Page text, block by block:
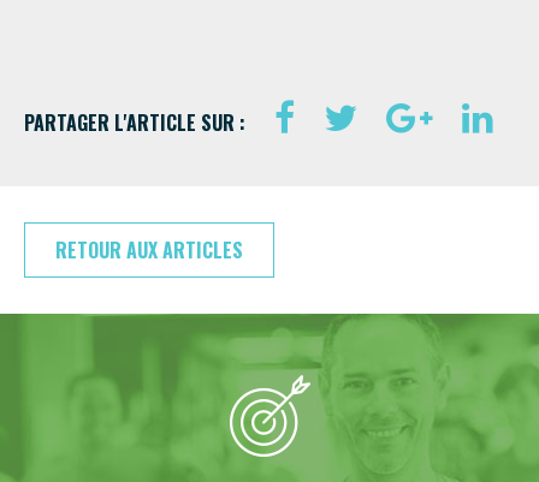
PARTAGER L'ARTICLE SUR :
RETOUR AUX ARTICLES